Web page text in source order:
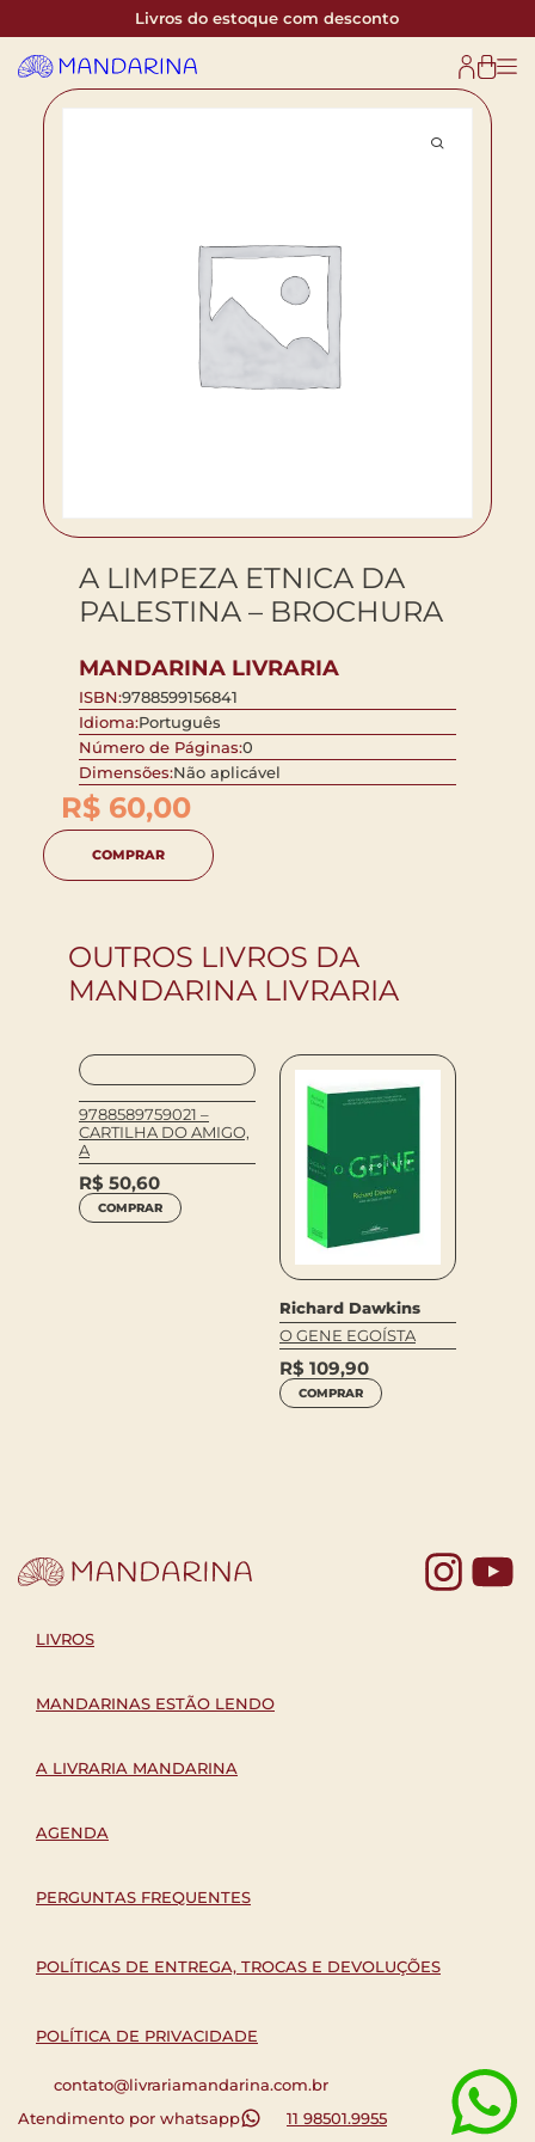
Livros do estoque com desconto
A LIMPEZA ETNICA DA
PALESTINA – BROCHURA
MANDARINA LIVRARIA
ISBN:9788599156841
Idioma:Português
Número de Páginas:0
Dimensões:Não aplicável
R$ 60,00
COMPRAR
OUTROS LIVROS DA
MANDARINA LIVRARIA
9788589759021 –
CARTILHA DO AMIGO,
A
R$ 50,60
COMPRAR
Richard Dawkins
O GENE EGOÍSTA
R$ 109,90
COMPRAR
LIVROS
MANDARINAS ESTÃO LENDO
A LIVRARIA MANDARINA
AGENDA
PERGUNTAS FREQUENTES
POLÍTICAS DE ENTREGA, TROCAS E DEVOLUÇÕES
POLÍTICA DE PRIVACIDADE
contato@livrariamandarina.com.br
Atendimento por whatsapp
11 98501.9955